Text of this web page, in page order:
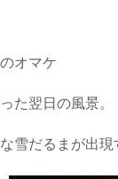
オマケ
た翌日の風景。
雪だるまが出現